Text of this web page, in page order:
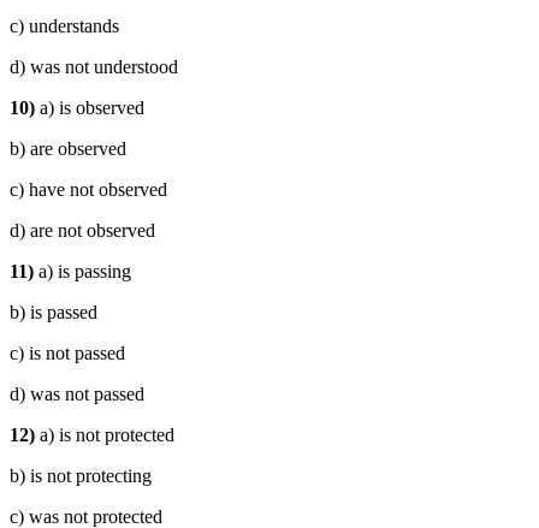
c) understands
d) was not understood
10) a) is observed
b) are observed
c) have not observed
d) are not observed
11) a) is passing
b) is passed
c) is not passed
d) was not passed
12) a) is not protected
b) is not protecting
c) was not protected